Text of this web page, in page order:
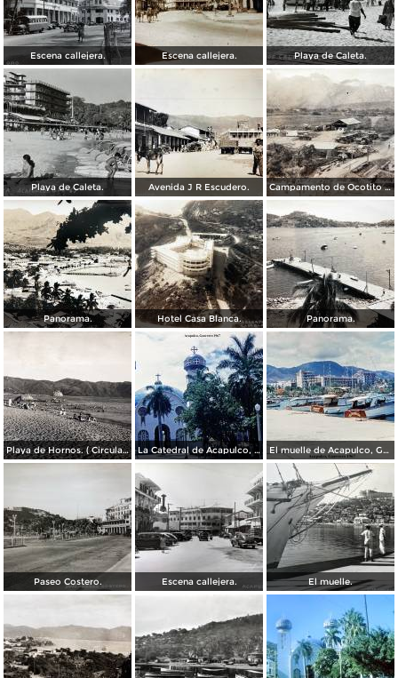
Escena callejera. Escena callejera. Playa de Caleta.
Playa de Caleta. Avenida J R Escudero. Campamento de Ocotito Carretera de Mexico-Acapulco.
Panorama. Hotel Casa Blanca. Panorama.
Playa de Hornos. ( Circulada el 21 de Marzo de 1940 ). La Catedral de Acapulco, Guerrero 1967. El muelle de Acapulco, Guerrero 1967.
Paseo Costero. Escena callejera. El muelle.